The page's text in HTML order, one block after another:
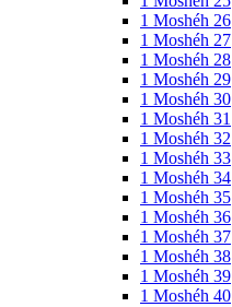
1 Moshéh 26
1 Moshéh 27
1 Moshéh 28
1 Moshéh 29
1 Moshéh 30
1 Moshéh 31
1 Moshéh 32
1 Moshéh 33
1 Moshéh 34
1 Moshéh 35
1 Moshéh 36
1 Moshéh 37
1 Moshéh 38
1 Moshéh 39
1 Moshéh 40